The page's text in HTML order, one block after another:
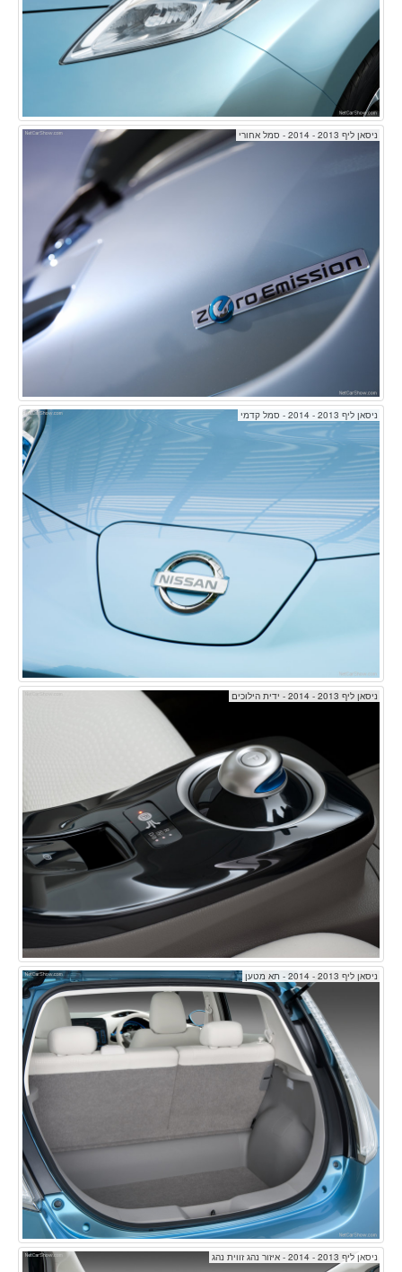
ניסאן ליף 2013 - 2014 - סמל אחורי
ניסאן ליף 2013 - 2014 - סמל קדמי
ניסאן ליף 2013 - 2014 - ידית הילוכים
ניסאן ליף 2013 - 2014 - תא מטען
ניסאן ליף 2013 - 2014 - איזור נהג זווית נהג